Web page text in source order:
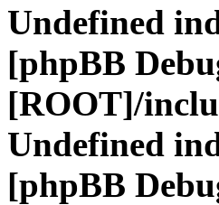
Undefined
[phpBB
[ROOT]/
Undefined
[phpBB